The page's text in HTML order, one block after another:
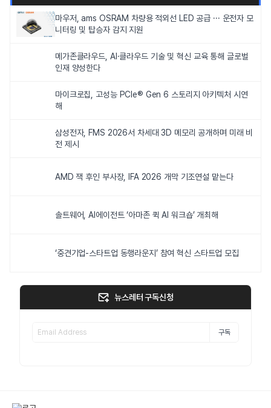
마우저, ams OSRAM 차량용 적외선 LED 공급 ··· 운전자 모
니터링 및 탑승자 감지 지원
메가존클라우드, AI·클라우드 기술 및 혁신 교육 통해 글로벌
인재 양성한다
마이크로칩, 고성능 PCIe® Gen 6 스토리지 아키텍처 시연
해
삼성전자, FMS 2026서 차세대 3D 메모리 공개하며 미래 비
전 제시
AMD 잭 후인 부사장, IFA 2026 개막 기조연설 맡는다
솔트웨어, AI에이전트 ‘아마존 퀵 AI 워크숍’ 개최해
‘중견기업-스타트업 동행라운지’ 참여 혁신 스타트업 모집
뉴스레터 구독신청
구독